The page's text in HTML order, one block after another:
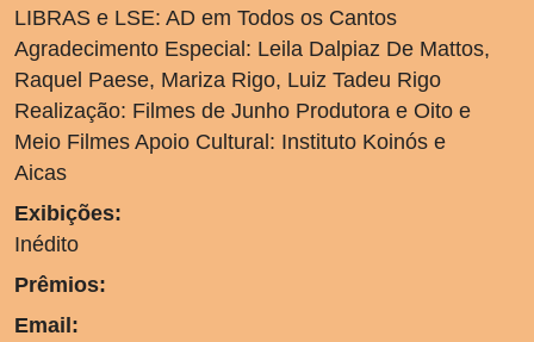
LIBRAS e LSE: AD em Todos os Cantos
Agradecimento Especial: Leila Dalpiaz De Mattos,
Raquel Paese, Mariza Rigo, Luiz Tadeu Rigo
Realização: Filmes de Junho Produtora e Oito e
Meio Filmes Apoio Cultural: Instituto Koinós e
Aicas
Exibições:
Inédito
Prêmios:
Email: